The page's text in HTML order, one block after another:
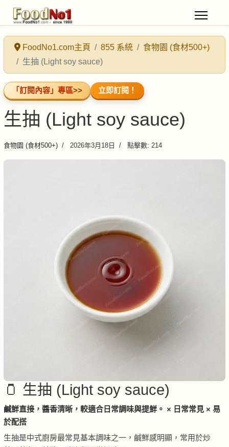
FoodNo1.com主頁 855 系統
食物園 (食材500+)
生抽 (Light soy sauce)
「訂閱內容」專區>> 立即訂閱！
生抽 (Light soy sauce)
食物園 (食材500+) 2026年3月18日 點擊數: 214
🫙 生抽 (Light soy sauce)
鹹鮮直接，醬香清晰，較適合日常調味與提鮮。 × 日常常見 × 易
於配搭
生抽是中式廚房最常見基本調味之一，鹹鮮感明顯，常用於炒